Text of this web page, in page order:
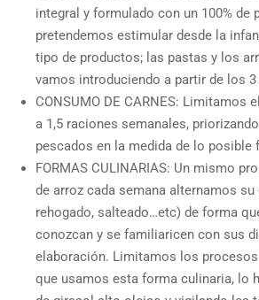
integral y formulado con un 100% de
pretendemos estimular desde la
tipo de productos; las pastas y los
vamos introduciendo a partir de los 3
CONSUMO DE CARNES: Limitamos
a 1,5 raciones semanales,
pescados en la medida de lo posible
FORMAS CULINARIAS: Un mismo
de arroz cada semana alternamos
rehogado, salteado…etc) de forma
conozcan y se familiaricen con sus
elaboración. Limitamos los
que usamos esta forma culinaria, lo